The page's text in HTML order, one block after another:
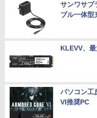
サンワサプ
ブル一体型
KLEVV、
パソコン工
VI推奨PC